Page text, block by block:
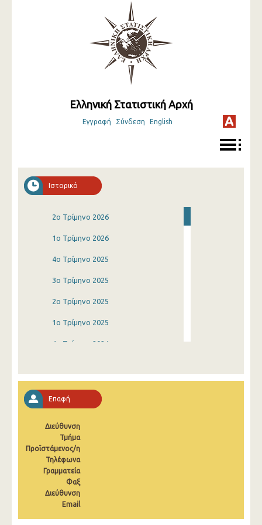
Ελληνική Στατιστική Αρχή
Εγγραφή Σύνδεση English
Ιστορικό
2o Τρίμηνο 2026
1o Τρίμηνο 2026
4o Τρίμηνο 2025
3o Τρίμηνο 2025
2o Τρίμηνο 2025
1o Τρίμηνο 2025
4o Τρίμηνο 2024
1o Τρίμηνο 2024
4o Τρίμηνο 2023
3o Τρίμηνο 2023
2o Τρίμηνο 2023
1o Τρίμηνο 2023
Επαφή
Διεύθυνση
Τμήμα
Προϊστάμενος/η
Τηλέφωνα
Γραμματεία
Φαξ
Διεύθυνση
Email